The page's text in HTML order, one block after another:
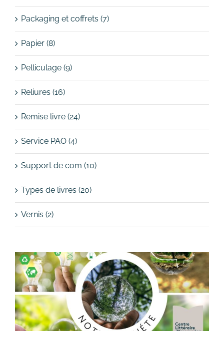
Packaging et coffrets (7)
Papier (8)
Pelliculage (9)
Reliures (16)
Remise livre (24)
Service PAO (4)
Support de com (10)
Types de livres (20)
Vernis (2)